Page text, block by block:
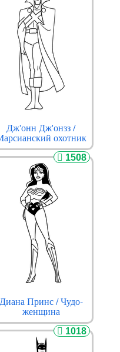
Дж'онн Дж'онзз /
охотник
1508
Диана Принс / Чудо-
женщина
1018